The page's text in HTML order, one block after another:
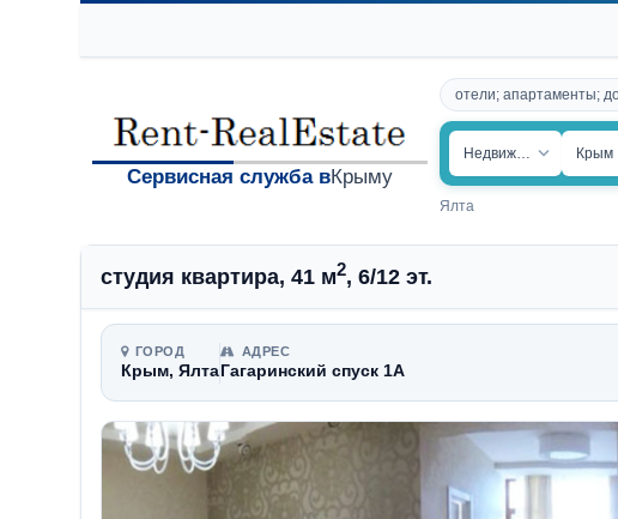
Сервисная служба вКрыму
отели; апартаменты;
Недвижимость Крым
Ялта
студия квартира, 41 м2, 6/12 эт.
ГОРОД
Крым, Ялта
АДРЕС
Гагаринский спуск 1А